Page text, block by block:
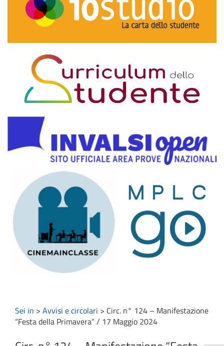
Sei in > Avvisi e circolari > Circ. n° 124 – Manifestazione
“Festa della Primavera” / 17 Maggio 2024